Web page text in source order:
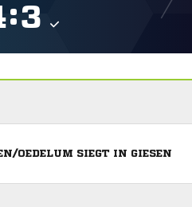
:
OEDELUM SIEGT IN GIESEN